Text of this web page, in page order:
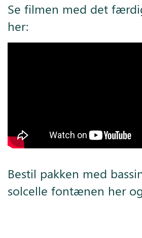
Se filmen med det
her:
Bestil pakken med
solcelle fontænen her